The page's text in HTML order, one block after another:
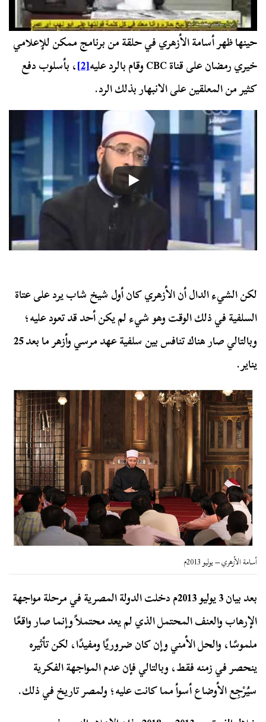
حينها ظهر أسامة الأزهري في حلقة من برنامج ممكن للإعلامي
خيري رمضان على قناة CBC وقام بالرد عليه
[2] ، بأسلوب دفع
كثير من المعلقين على الانبهار بذلك الرد.
لكن الشيء الدال أن الأزهري كان أول شيخ شاب يرد على عتاة
السلفية في ذلك الوقت وهو شيء لم يكن أحد قد تعود عليه؛
وبالتالي صار هناك تنافس بين سلفية عهد مرسي وأزهر ما بعد 25
يناير.
أسامة الأزهري – يوليو 2013م
بعد بيان 3 يوليو 2013م دخلت الدولة المصرية في مرحلة مواجهة
الإرهاب والعنف المحتمل الذي لم يعد محتملاً وإنما صار واقعًا
ملموسًا، والحل الأمني وإن كان ضروريًا ومفيدًا، لكن تأثيره
ينحصر في زمنه فقط، وبالتالي فإن عدم المواجهة الفكرية
سيُرْجِع الأوضاع أسوأ مما كانت عليه؛ ولمصر تاريخ في ذلك.